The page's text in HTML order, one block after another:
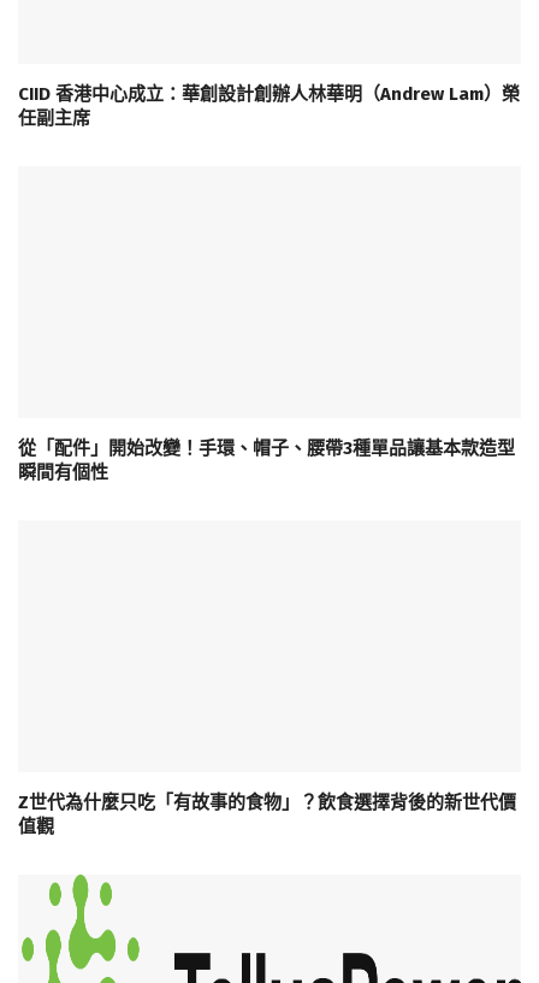
CIID 香港中心成立：華創設計創辦人林華明（Andrew Lam）榮
任副主席
從「配件」開始改變！手環、帽子、腰帶3種單品讓基本款造型
瞬間有個性
Z世代為什麼只吃「有故事的食物」？飲食選擇背後的新世代價
值觀